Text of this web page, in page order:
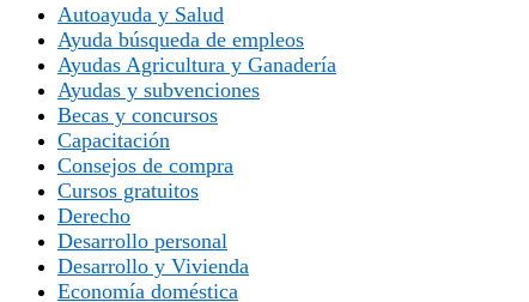
Autoayuda y Salud
Ayuda búsqueda de empleos
Ayudas Agricultura y Ganadería
Ayudas y subvenciones
Becas y concursos
Capacitación
Consejos de compra
Cursos gratuitos
Derecho
Desarrollo personal
Desarrollo y Vivienda
Economía doméstica